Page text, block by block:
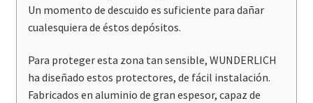
Un momento de descuido es suficiente para dañar
cualesquiera de éstos depósitos.
Para proteger esta zona tan sensible, WUNDERLICH
ha diseñado estos protectores, de fácil instalación.
Fabricados en aluminio de gran espesor, capaz de